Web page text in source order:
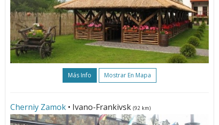
Más Info Mostrar En Mapa
Cherniy Zamok • Ivano-Frankivsk (92 km)